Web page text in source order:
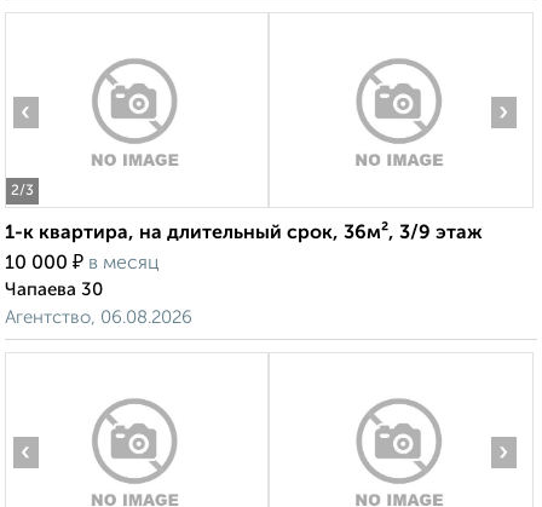
2/3
‹ ›
1-к квартира, на длительный срок, 36м², 3/9 этаж
10 000 ₽ в месяц
Чапаева 30
Агентство, 06.08.2026
‹ ›